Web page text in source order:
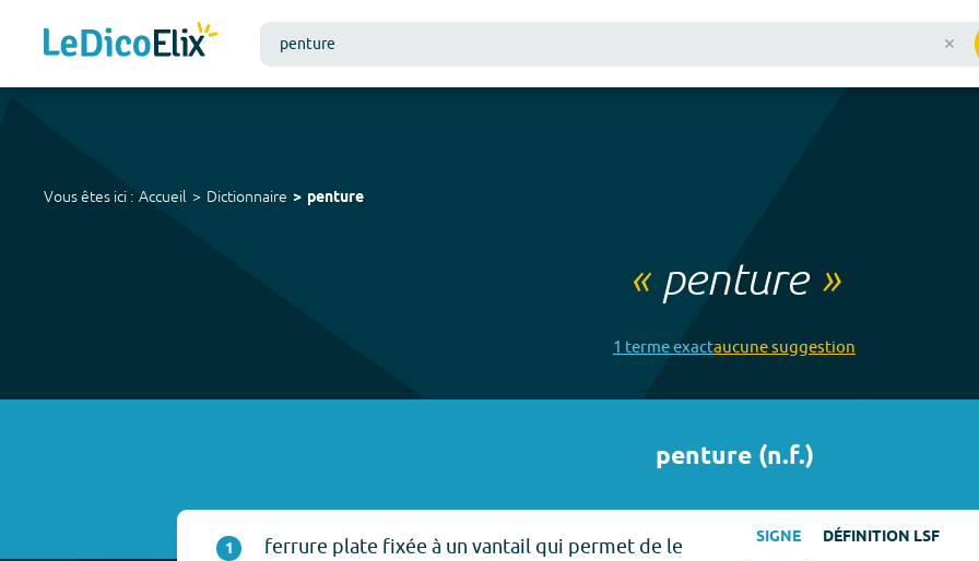
Vous êtes ici : Accueil Dictionnaire penture
« penture»
1 termeexactaucunesuggestion
penture(n.f.)
1
ferrure plate fixée à un vantail qui permet de le
SIGNE DÉFINITION LSF